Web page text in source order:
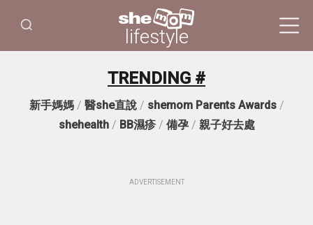
lifestyle
TRENDING #
新手媽媽/ 醫she直說/ shemom Parents Awards/
shehealth/ BB濕疹/ 備孕/ 親子好去處
ADVERTISEMENT